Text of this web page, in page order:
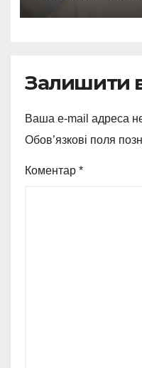
Залишити
Ваша e-mail адреса
Обов’язкові поля
Коментар *